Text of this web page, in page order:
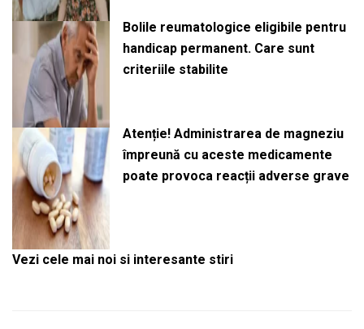
Bolile reumatologice eligibile pentru
handicap permanent. Care sunt
criteriile stabilite
Atenție! Administrarea de magneziu
împreună cu aceste medicamente
poate provoca reacții adverse grave
Vezi cele mai noi si interesante stiri